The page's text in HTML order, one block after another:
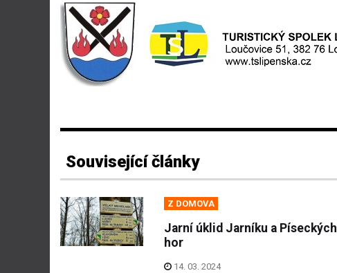
Související články
Z DOMOVA
Jarní úklid Jarníku a Píseckých
hor
14. 03. 2024